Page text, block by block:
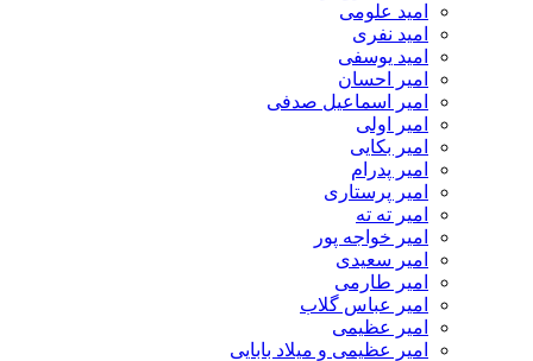
امید علومی
امید نفری
امید یوسفی
امیر احسان
امیر اسماعیل صدفی
امیر اولی
امیر بکایی
امیر پدرام
امیر پرستاری
امیر ته ته
امیر خواجه پور
امیر سعیدی
امیر طارمی
امیر عباس گلاب
امیر عظیمی
امیر عظیمی و میلاد بابایی